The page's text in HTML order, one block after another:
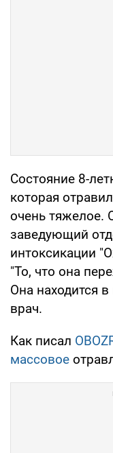
Состояние 8-
которая
очень тяжелое.
заведующий
интоксикации
"То, что она
Она находится
врач.
Как писал
массовое